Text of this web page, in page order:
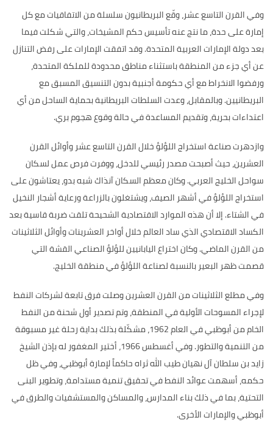
وفي القرن التاسع عشر، وقّع البريطانيون سلسلة من الاتفاقيات مع كل
إمارة على حدة، ما نتج عنه تأسيس حكم المشيخات، والتي شكلت فيما
بعد دولة الإمارات العربية المتحدة.وقد اتفقت الإمارات على رفض التنازل
عن أي جزء من المنطقة باستثناء مناطق محدودة للملكة المتحدة،
ورفضوا الانخراط مع أي حكومة أجنبية بدون التنسيق المسبق مع
البريطانيين.وبالمقابل، وعدت السلطات البريطانية بحماية الساحل من أي
اعتداءات بحرية، وتقديم المساعدة في حالة وقوع هجوم بري.
وازدهرت صناعة استخراج اللؤلؤ خلال القرن التاسع عشر وأوائل القرن
العشرين، حيث أصبحت مصدر رئيسي للدخل، ووفرت فرص عمل لسكان
سواحل الخليج العربي.وكان معظم السكان آنذاك شبه بدو، يعتاشون على
استخراج اللؤلؤ في أشهر الصيف، ويشتغلون بالزراعة ورعاية أشجار النخيل
في الشتاء.إلا أن هذه الموارد الاقتصادية الشحيحة تلقت ضربة قاسية بعد
الكساد الاقتصادي الذي ساد العالم خلال أواخر العشرينات وأوائل الثلاثينات
من القرن الماضي.وكان اختراع اليابانيين للؤلؤ الصناعي القشة التي
قصمت ظهر البعير بالنسبة لصناعة اللؤلؤ في منطقة الخليج.
وفي مطلع الثلاثينات من القرن العشرين وصلت فرق تابعة لشركات النفط
لإجراء المسوحات الأولية في المنطقة، وتم تصدير أول شحنة من النفط
الخام من أبوظبي في العام1962، مشكّلة بذلك بداية رحلة غير مسبوقة
من التنمية والتطور.وفي أغسطس1966، أختير المغفور له بإذن الشيخ
زايد بن سلطان آل نهيان طيب الله ثراه حاكماً لإمارة أبوظبي، وفي ظل
حكمه، أسهمت عوائد النفط في تحقيق تنمية مستدامة، وتطوير البنى
التحتية، بما في ذلك بناء المدارس، والمساكن والمستشفيات والطرق في
أبوظبي والإمارات الأخرى.